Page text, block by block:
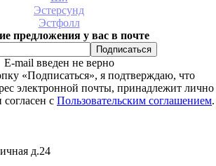
Эстерсунд
Эстфолл
предложения у вас в почте
E-mail введен не верно
«Подписаться», я подтверждаю, что
электронной почты, принадлежит лично
с Пользовательским соглашением.
д.24